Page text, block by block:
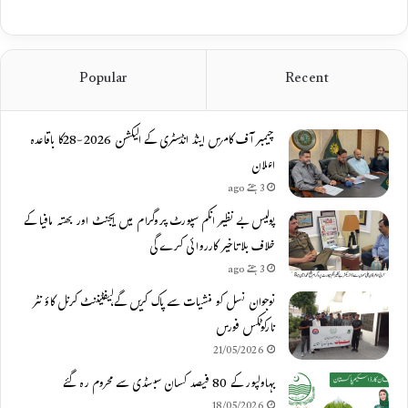
Recent
Popular
چیمبر آف کامرس اینڈ انڈسٹری کے الیکشن 2026-28کا باقاعدہ
اعلان
3 ہفتے ago
پولیس بے نظیر انکم سپورٹ پروگرام میں ایجنٹ اور بھتہ مافیا کے
خلاف بلاتاخیر کارروائی کرے گی
3 ہفتے ago
نوجوان نسل کو منشیات سے پاک کریں گے،لیفٹیننٹ کرنل کاؤنٹر
نارکوٹکس فورس
21/05/2026
بہاولپور کے 80 فیصد کسان سبسڈی سے محروم رہ گئے